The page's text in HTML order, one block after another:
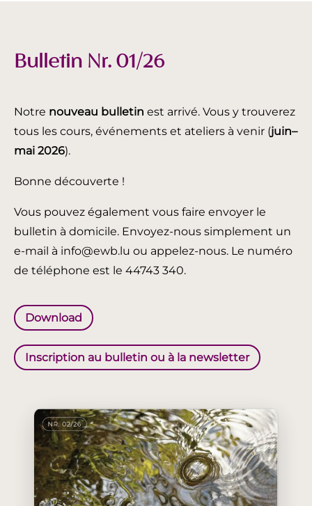
Bulletin Nr. 01/26
Notre nouveau bulletin est arrivé. Vous y trouverez
tous les cours, événements et ateliers à venir (juin–
mai 2026).
Bonne découverte !
Vous pouvez également vous faire envoyer le
bulletin à domicile. Envoyez-nous simplement un
e-mail à info@ewb.lu ou appelez-nous. Le numéro
de téléphone est le 44743 340.
Download
Inscription au bulletin ou à la newsletter